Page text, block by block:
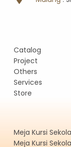
Catalog
Project
Others
Services
Store
Meja Kursi
Meja Kursi